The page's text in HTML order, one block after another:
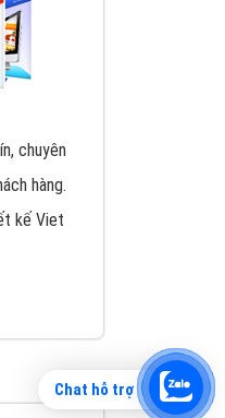
Chat hỗ trợ
chuyên
hàng.
kế Viet